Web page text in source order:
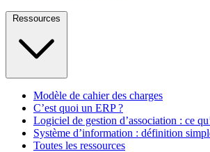
Modèle de cahier des charges
C’est quoi un ERP ?
Logiciel de gestion d’association : ce
Système d’information : définition
Toutes les ressources